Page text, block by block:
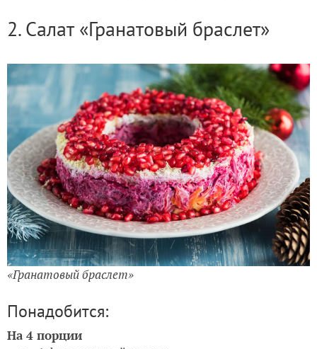
2. Салат «Гранатовый браслет»
«Гранатовый браслет»
Понадобится:
На 4 порции